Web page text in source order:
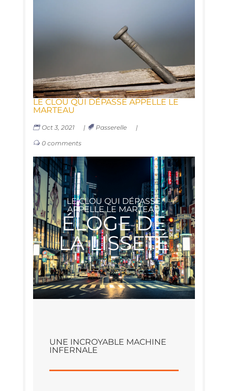
LE CLOU QUI DÉPASSE APPELLE LE
MARTEAU
Oct 3, 2021 | Passerelle |
0 comments
LE CLOU QUI DÉPASSE
APPELLE LE MARTEAU
ÉLOGE DE
LA LISSETÉ
UNE INCROYABLE MACHINE
INFERNALE